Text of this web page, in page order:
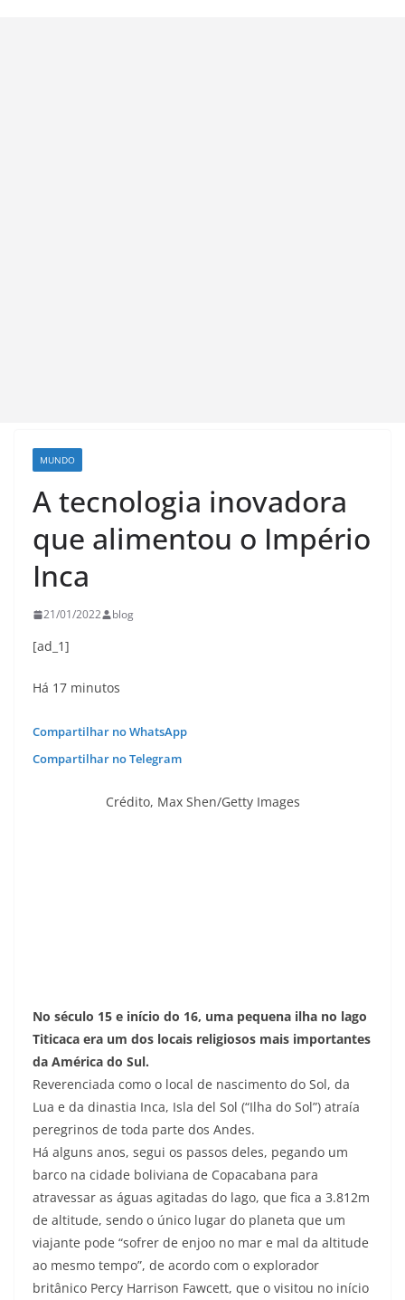
MUNDO
A tecnologia inovadora
que alimentou o Império
Inca
21/01/2022 blog
[ad_1]
Há 17 minutos
Compartilhar no WhatsApp
Compartilhar no Telegram
Crédito, Max Shen/Getty Images
No século 15 e início do 16, uma pequena ilha no lago
Titicaca era um dos locais religiosos mais importantes
da América do Sul.
Reverenciada como o local de nascimento do Sol, da
Lua e da dinastia Inca, Isla del Sol (“Ilha do Sol”) atraía
peregrinos de toda parte dos Andes.
Há alguns anos, segui os passos deles, pegando um
barco na cidade boliviana de Copacabana para
atravessar as águas agitadas do lago, que fica a 3.812m
de altitude, sendo o único lugar do planeta que um
viajante pode “sofrer de enjoo no mar e mal da altitude
ao mesmo tempo”, de acordo com o explorador
britânico Percy Harrison Fawcett, que o visitou no início